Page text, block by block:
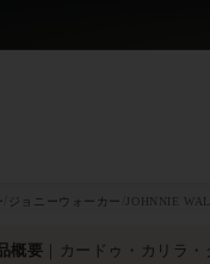
ジョニーウォーカー JOHNNIE
概要 ｜カードゥ・カリラ